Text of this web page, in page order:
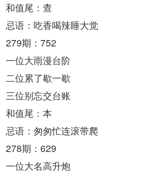
和值尾：查
忌语：吃香喝辣睡大觉
279期：752
一位大雨漫台阶
二位累了歇一歇
三位别忘交台账
和值尾：本
忌语：匆匆忙连滚带爬
278期：629
一位大名高升炮